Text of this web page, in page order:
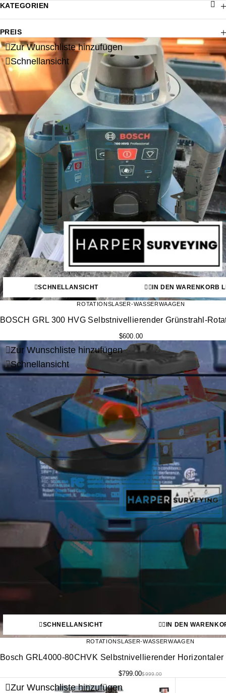
KATEGORIEN
PREIS
Zur Wunschliste hinzufügen
Schnellansicht
SCHNELLANSICHT IN DEN WARENKORB
ROTATIONSLASER-WASSERWAAGEN
BOSCH GRL 300 HVG Selbstnivellierender Grünstrahl-
$600.00
Zur Wunschliste hinzufügen
Schnellansicht
SCHNELLANSICHT IN DEN
ROTATIONSLASER-WASSERWAAGEN
Bosch GRL4000-80CHVK Selbstnivellierender
$999.00
$799.00
Zur Wunschliste hinzufügen